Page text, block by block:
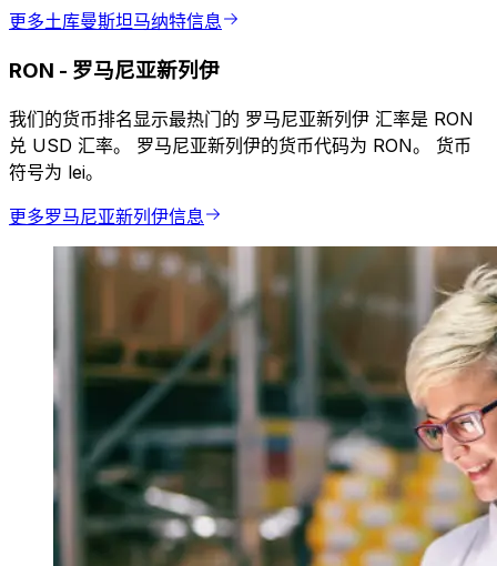
更多土库曼斯坦马纳特信息
RON - 罗马尼亚新列伊
我们的货币排名显示最热门的 罗马尼亚新列伊 汇率是 RON
兑 USD 汇率。 罗马尼亚新列伊的货币代码为 RON。 货币
符号为 lei。
更多罗马尼亚新列伊信息